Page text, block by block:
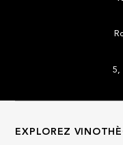
5,
EXPLOREZ